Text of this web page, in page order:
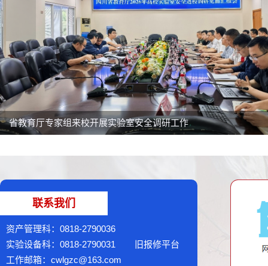
省教育厅专家组来校开展实验室安全调研工作
联系我们
资产管理科：0818-2790036
实验设备科：0818-2790031
旧报修平台
工作邮箱：cwlgzc@163.com